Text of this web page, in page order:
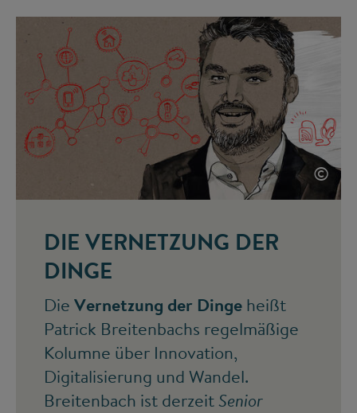
©
DIE VERNETZUNG DER
DINGE
Die Vernetzung der Dinge heißt
Patrick Breitenbachs regelmäßige
Kolumne über Innovation,
Digitalisierung und Wandel.
Breitenbach ist derzeit Senior